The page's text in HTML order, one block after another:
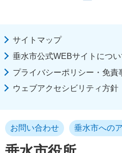
サイトマップ
垂水市公式WEBサイトについ
プライバシーポリシー・免責
ウェブアクセシビリティ方針
お問い合わせ 垂水市への